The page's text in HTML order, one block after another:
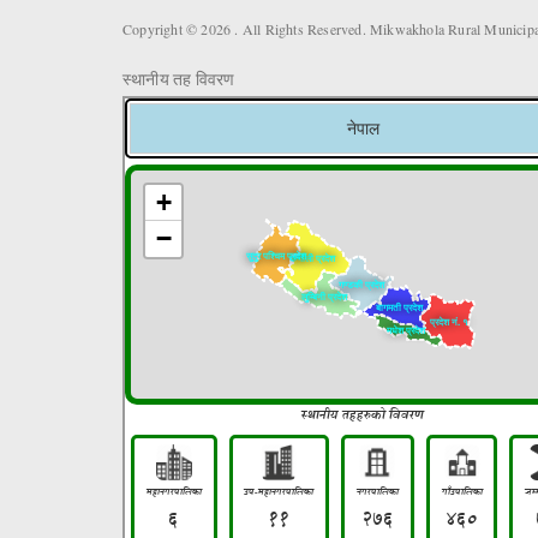
Copyright © 2026 . All Rights Reserved. Mikwakhola Rural
स्थानीय तह विवरण